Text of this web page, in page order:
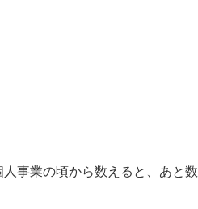
事業の頃から数えると、あと